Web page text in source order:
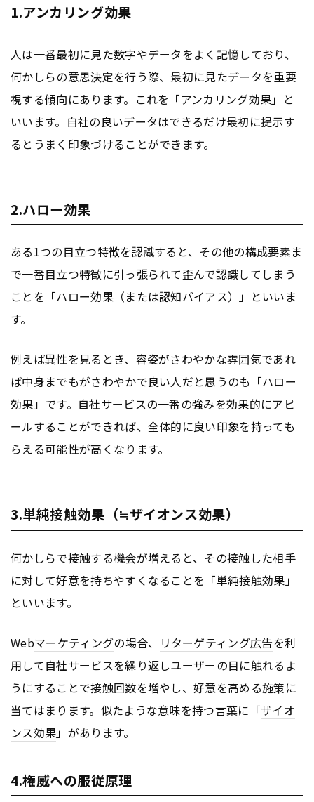
1.アンカリング効果
人は一番最初に見た数字やデータをよく記憶しており、
何かしらの意思決定を行う際、最初に見たデータを重要
視する傾向にあります。これを「アンカリング効果」と
いいます。自社の良いデータはできるだけ最初に提示す
るとうまく印象づけることができます。
2.ハロー効果
ある1つの目立つ特徴を認識すると、その他の構成要素ま
で一番目立つ特徴に引っ張られて歪んで認識してしまう
ことを「ハロー効果（または認知バイアス）」といいま
す。
例えば異性を見るとき、容姿がさわやかな雰囲気であれ
ば中身までもがさわやかで良い人だと思うのも「ハロー
効果」です。自社サービスの一番の強みを効果的にアピ
ールすることができれば、全体的に良い印象を持っても
らえる可能性が高くなります。
3.単純接触効果（≒ザイオンス効果）
何かしらで接触する機会が増えると、その接触した相手
に対して好意を持ちやすくなることを「単純接触効果」
といいます。
Webマーケティングの場合、 リターゲティング広告を利
用して自社サービスを繰り返しユーザーの目に触れるよ
うにすることで接触回数を増やし、好意を高める施策に
当てはまります。似たような意味を持つ言葉に「ザイオ
ンス効果」があります。
4.権威への服従原理